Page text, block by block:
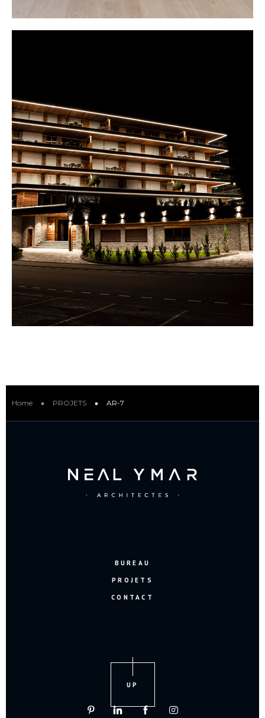
Home PROJETS AR-7
BUREAU
PROJETS
CONTACT
UP